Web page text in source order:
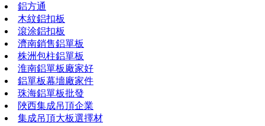
鋁方通
木紋鋁扣板
滾涂鋁扣板
濟南銷售鋁單板
株洲包柱鋁單板
淮南鋁單板廠家好
鋁單板幕墻廠家件
珠海鋁單板批發
陜西集成吊頂企業
集成吊頂大板選擇材